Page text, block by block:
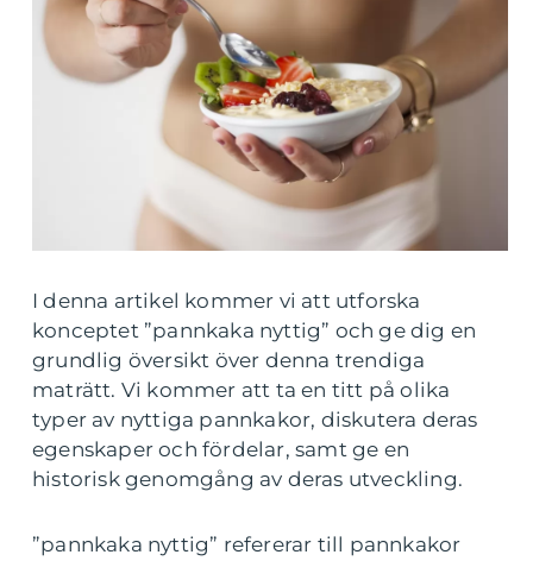
I denna artikel kommer vi att utforska
konceptet ”pannkaka nyttig” och ge dig en
grundlig översikt över denna trendiga
maträtt. Vi kommer att ta en titt på olika
typer av nyttiga pannkakor, diskutera deras
egenskaper och fördelar, samt ge en
historisk genomgång av deras utveckling.
”pannkaka nyttig” refererar till pannkakor